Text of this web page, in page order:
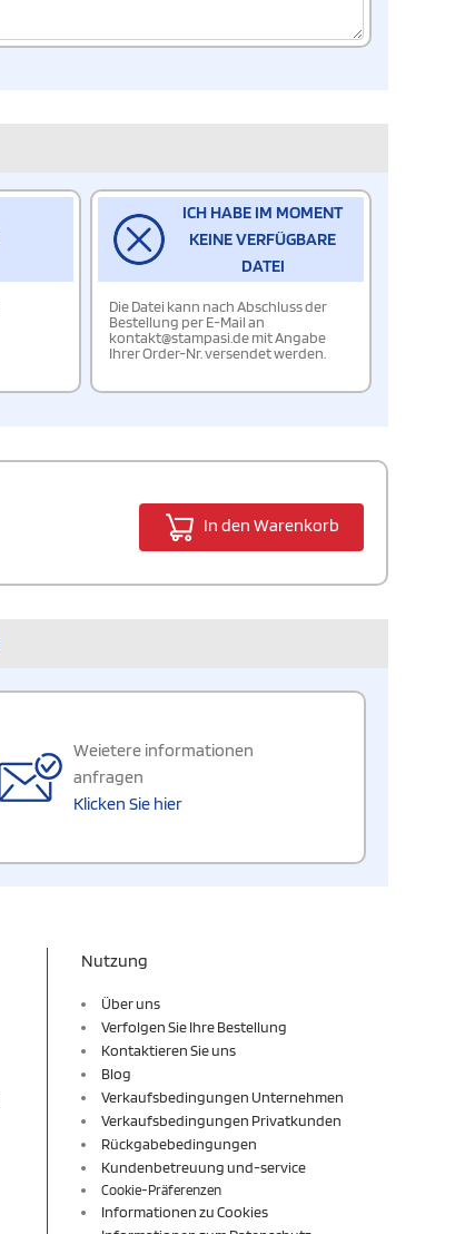
ICH HABE IM MOMENT
KEINE VERFÜGBARE
DATEI
Die Datei kann nach Abschluss der
Bestellung per E-Mail an
kontakt@stampasi.de mit Angabe
Ihrer Order-Nr. versendet werden.
In den Warenkorb
Weietere informationen
anfragen
Klicken Sie hier
Nutzung
Über uns
Verfolgen Sie Ihre Bestellung
Kontaktieren Sie uns
Blog
Verkaufsbedingungen Unternehmen
Verkaufsbedingungen Privatkunden
Rückgabebedingungen
Kundenbetreuung und-service
Cookie-Präferenzen
Informationen zu Cookies